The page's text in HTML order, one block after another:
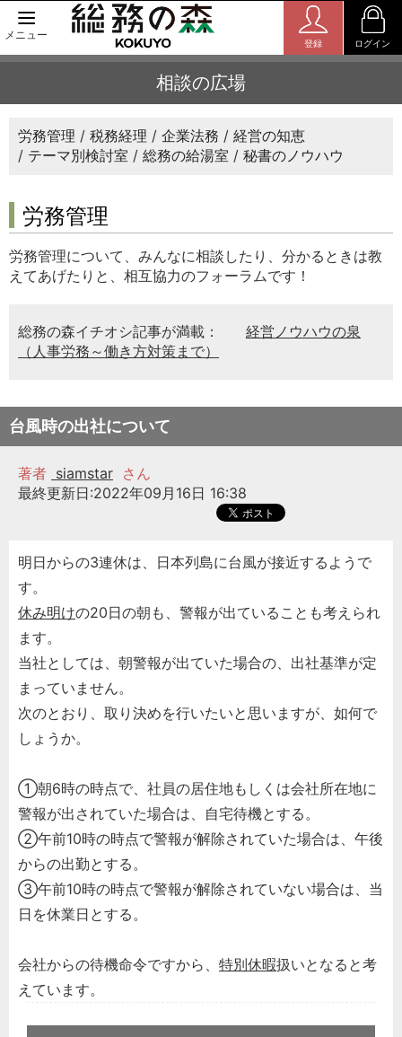
メニュー
登録 ログイン
相談の広場
労務管理 税務経理 企業法務
経営の知恵
テーマ別検討室
総務の給湯室 秘書のノウハウ
労務管理
労務管理について、みんなに相談したり、分かるときは教
えてあげたりと、相互協力のフォーラムです！
総務の森イチオシ記事が満載：
経営ノウハウの泉
（人事労務～働き方対策まで）
台風時の出社について
著者 siamstar さん
最終更新日:2022年09月16日 16:38
明日からの3連休は、日本列島に台風が接近するようで
す。
休み明けの20日の朝も、警報が出ていることも考えられ
ます。
当社としては、朝警報が出ていた場合の、出社基準が定
まっていません。
次のとおり、取り決めを行いたいと思いますが、如何で
しょうか。
①朝6時の時点で、社員の居住地もしくは会社所在地に
警報が出されていた場合は、自宅待機とする。
②午前10時の時点で警報が解除されていた場合は、午後
からの出勤とする。
③午前10時の時点で警報が解除されていない場合は、当
日を休業日とする。
会社からの待機命令ですから、 特別休暇扱いとなると考
えています。